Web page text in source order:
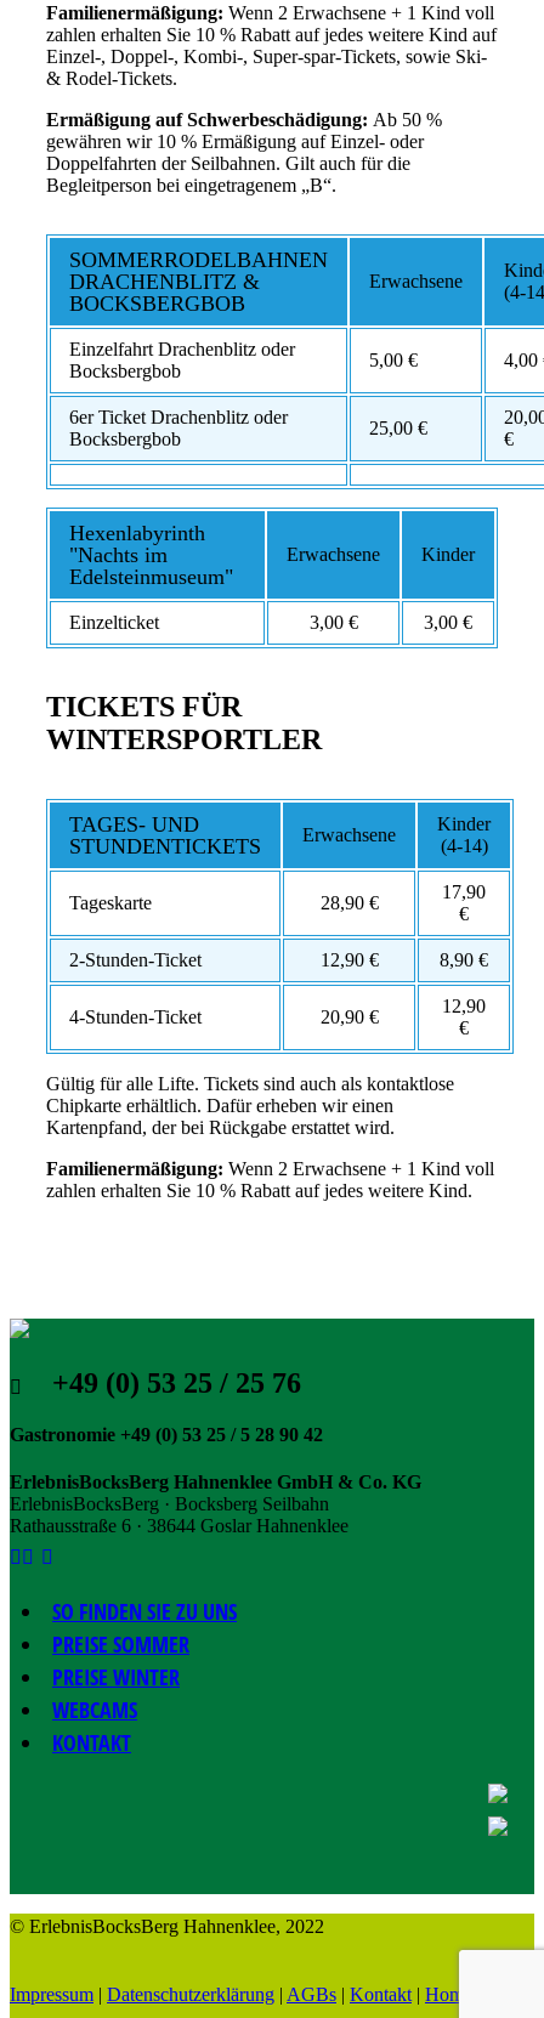
Familienermäßigung: Wenn 2 Erwachsene + 1 Kind voll
zahlen erhalten Sie 10 % Rabatt auf jedes weitere Kind auf
Einzel-, Doppel-, Kombi-, Super-spar-Tickets, sowie Ski-
& Rodel-Tickets.
Ermäßigung auf Schwerbeschädigung: Ab 50 %
gewähren wir 10 % Ermäßigung auf Einzel- oder
Doppelfahrten der Seilbahnen. Gilt auch für die
Begleitperson bei eingetragenem „B“.
SOMMERRODELBAHNEN
DRACHENBLITZ &
BOCKSBERGBOB
Erwachsene
(4-
Einzelfahrt Drachenblitz oder
Bocksbergbob
5,00 € 4,00
6er Ticket Drachenblitz oder
Bocksbergbob
25,00 €
€
Hexenlabyrinth
"Nachts im
Edelsteinmuseum"
Erwachsene Kinder
Einzelticket 3,00 € 3,00 €
TICKETS FÜR
WINTERSPORTLER
TAGES- UND
STUNDENTICKETS
Erwachsene
Kinder
(4-14)
Tageskarte 28,90 €
17,90
€
2-Stunden-Ticket 12,90 € 8,90 €
4-Stunden-Ticket 20,90 €
12,90
€
Gültig für alle Lifte. Tickets sind auch als kontaktlose
Chipkarte erhältlich. Dafür erheben wir einen
Kartenpfand, der bei Rückgabe erstattet wird.
Familienermäßigung: Wenn 2 Erwachsene + 1 Kind voll
zahlen erhalten Sie 10 % Rabatt auf jedes weitere Kind.
+49 (0) 53 25 / 25 76
Gastronomie +49 (0) 53 25 / 5 28 90 42
ErlebnisBocksBerg Hahnenklee GmbH & Co. KG
ErlebnisBocksBerg · Bocksberg Seilbahn
Rathausstraße 6 · 38644 Goslar Hahnenklee
SO FINDEN SIE ZU UNS
PREISE SOMMER
PREISE WINTER
WEBCAMS
KONTAKT
© ErlebnisBocksBerg Hahnenklee, 2022
Impressum | Datenschutzerklärung | AGBs | Kontakt | Home